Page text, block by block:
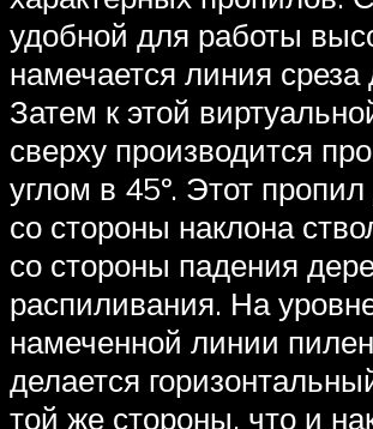
удобной для работы
намечается линия среза
Затем к этой
сверху производится
углом в 45º. Этот пропил
со стороны наклона
со стороны падения
распиливания. На
намеченной линии
делается
той же стороны, что и